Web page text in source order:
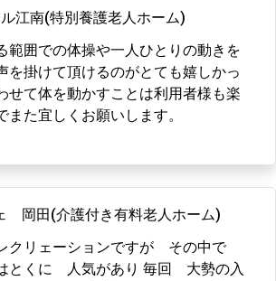
江南(特別養護老人ホーム)
範囲での体操や一人ひとりの動きを
を掛けて頂けるのがとても嬉しかっ
せて体を動かすことは利用者様も楽
また宜しくお願いします。
岡田(介護付き有料老人ホーム)
クリェーションですが その中で
とくに 人気があり 毎回 大勢の入